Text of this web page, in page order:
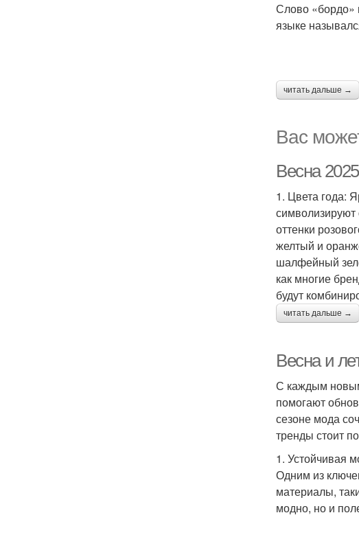
Слово «бордо»
языке
читать дальше →
Вас
Весна
1. Цвета года:
символизируют
оттенки
желтый и
шалфейный
как многие
будут
читать дальше →
Весна и
С каждым
помогают
сезоне мода
тренды стоит
1. Устойчивая
Одним из
материалы,
модно, но и